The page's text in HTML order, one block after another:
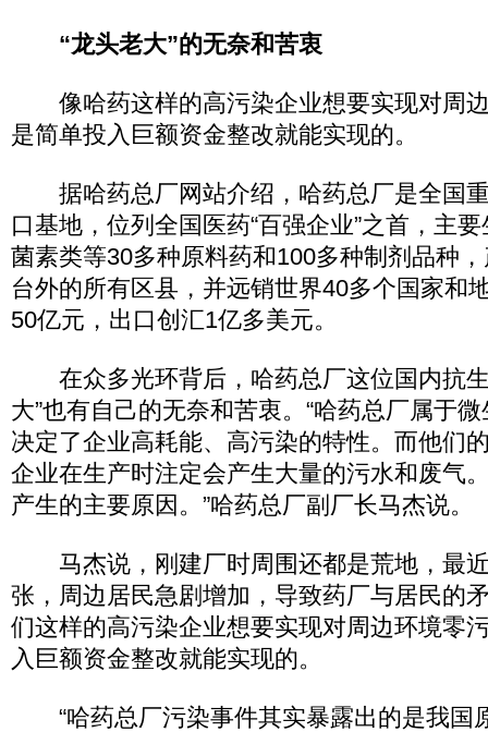
“龙头老大”的无奈和苦衷
像哈药这样的高污染企业想要实现对周
是简单投入巨额资金整改就能实现的。
据哈药总厂网站介绍，哈药总厂是全国
口基地，位列全国医药“百强企业”之首，主
菌素类等30多种原料药和100多种制剂品种
台外的所有区县，并远销世界40多个国家和
50亿元，出口创汇1亿多美元。
在众多光环背后，哈药总厂这位国内抗生
大”也有自己的无奈和苦衷。“哈药总厂属于
决定了企业高耗能、高污染的特性。而他们
企业在生产时注定会产生大量的污水和废气
产生的主要原因。”哈药总厂副厂长马杰说。
马杰说，刚建厂时周围还都是荒地，最
张，周边居民急剧增加，导致药厂与居民的
们这样的高污染企业想要实现对周边环境零
入巨额资金整改就能实现的。
“哈药总厂污染事件其实暴露出的是我国